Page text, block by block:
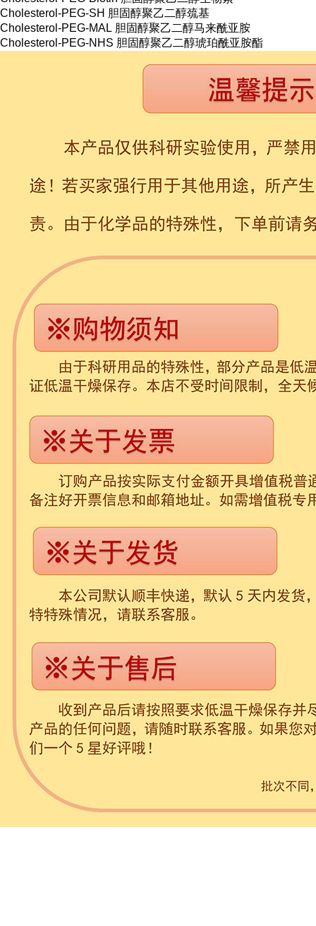
Cholesterol-PEG-SH 胆固醇聚乙二醇巯基
Cholesterol-PEG-MAL 胆固醇聚乙二醇马来酰亚胺
Cholesterol-PEG-NHS 胆固醇聚乙二醇琥珀酰亚胺酯